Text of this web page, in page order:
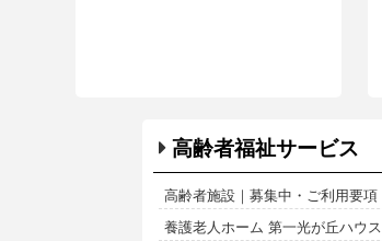
高齢者福祉サービス
高齢者施設｜募集中・ご利用要項
養護老人ホーム 第一光が丘ハウス